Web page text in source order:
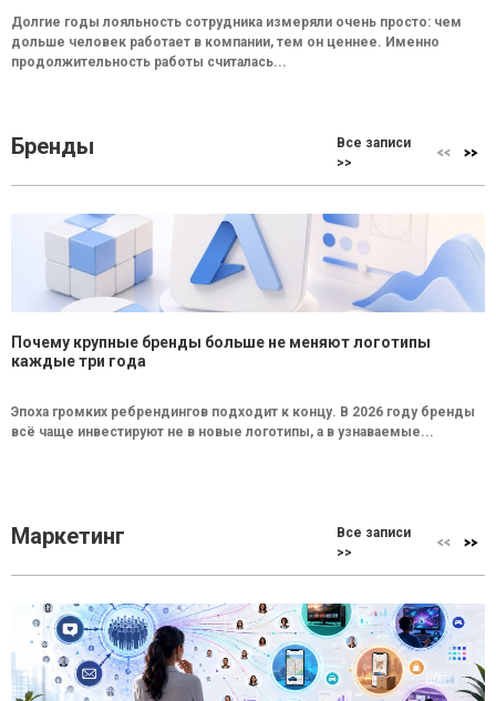
Долгие годы лояльность сотрудника измеряли очень просто: чем
дольше человек работает в компании, тем он ценнее. Именно
продолжительность работы считалась...
Бренды
Все записи
>>
Почему крупные бренды больше не меняют логотипы
каждые три года
Эпоха громких ребрендингов подходит к концу. В 2026 году бренды
всё чаще инвестируют не в новые логотипы, а в узнаваемые...
Маркетинг
Все записи
>>